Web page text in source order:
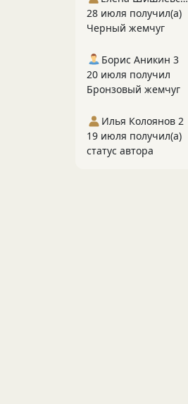
28 июля получил(а)
Черный жемчуг
Борис Аникин 3
20 июля получил
Бронзовый жемчуг
Илья Колоянов 2
19 июля получил(а)
статус автора